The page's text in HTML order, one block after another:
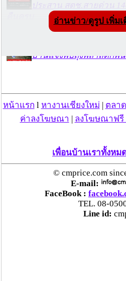
ประสาน สตช.สายด่วน
บ้านแจ้งพบถุงพลาสติกพั
แม่สะเรียง ลุยตรวจ “สกุ
มาตรฐานเสี่ยงอันตราย
ปกครองเฝ้าระวังบุตรหลา
“ลาว” ส่ง “24 คนไทย”
เชียงของ เพื่อดำเนินกา
เอี่ยวแก๊งคอลเซ็นเตอร์
“ตรีนุช” เปิดตัวระบบ “e-
แรงงานต่างด้าวออนไลน์
ประเทศ เริ่ม 13 ต.ค. นี้
อ่านข่าว/ดูรูป เพิ่ม
หน้าแรก l หางานเชียงใหม่ ตลา
ค่าลงโฆษณา
ลงโฆษณาฟรี
เพื่อนบ้านเราทั้งหม
© cmprice.com
E-mail:
FaceBook :
TEL. 08-
Line id: